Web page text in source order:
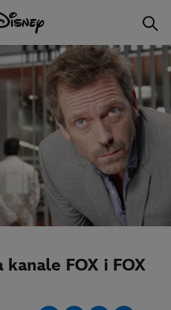
FOX i FOX